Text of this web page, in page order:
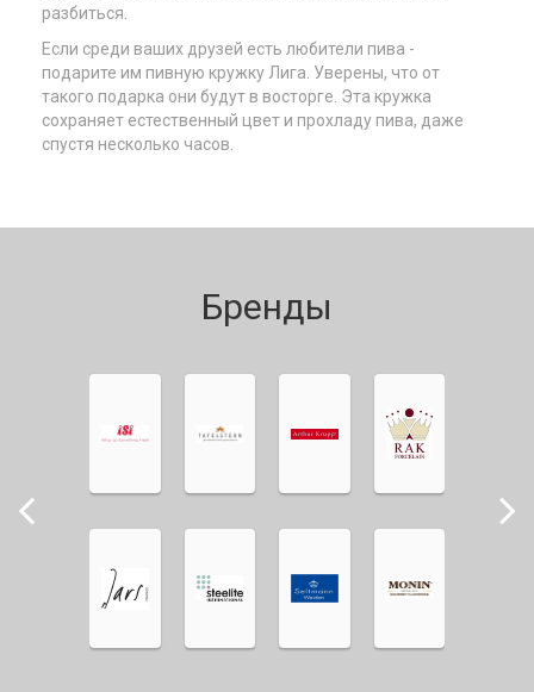
разбиться.
Если среди ваших друзей есть любители пива -
подарите им пивную кружку Лига. Уверены, что от
такого подарка они будут в восторге. Эта кружка
сохраняет естественный цвет и прохладу пива, даже
спустя несколько часов.
Бренды